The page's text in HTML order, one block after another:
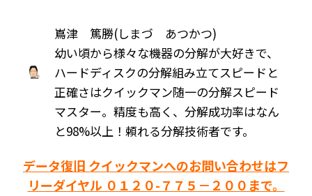
嶌津 篤勝(しまづ あつかつ)
幼い頃から様々な機器の分解が大好きで、
ハードディスクの分解組み立てスピードと
正確さはクイックマン随一の分解スピード
マスター。精度も高く、分解成功率はなん
と98%以上！頼れる分解技術者です。
データ復旧 クイックマンへのお問い合わせはフ
リーダイヤル ０１２０-７７５－２００まで。